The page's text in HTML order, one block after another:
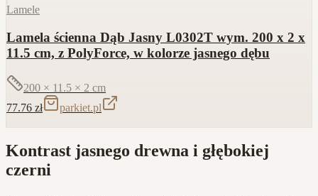
Lamele
Lamela ścienna Dąb Jasny L0302T wym. 200 x 2 x
11.5 cm, z PolyForce, w kolorze jasnego dębu
200 × 11.5 × 2 cm
77.76 zł parkiet.pl
Kontrast jasnego drewna i głębokiej
czerni